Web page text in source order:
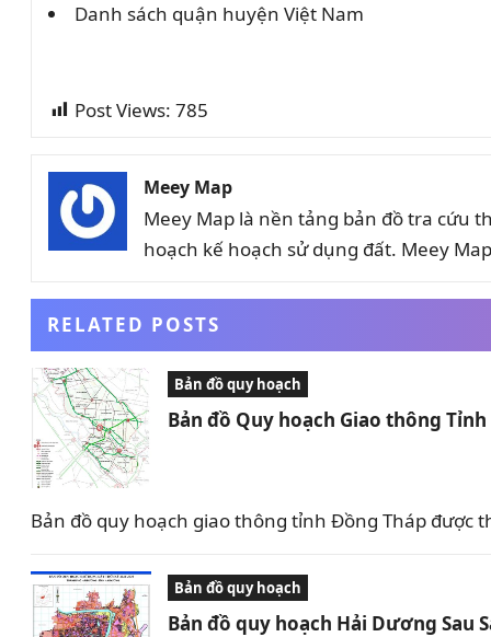
Danh sách quận huyện Việt Nam
Post Views: 785
Meey Map
Meey Map là nền tảng bản đồ tra cứu
hoạch kế hoạch sử dụng đất. Meey
RELATED POSTS
Bản đồ quy hoạch
Bản đồ Quy hoạch Giao thông
Bản đồ quy hoạch giao thông tỉnh Đồng Tháp
Bản đồ quy hoạch
Bản đồ quy hoạch Hải Dương Sau